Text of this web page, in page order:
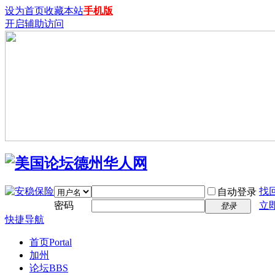
设为首页收藏本站手机版
开启辅助访问
自动登录 找
密码
登录
立
快捷导航
首页Portal
加州
论坛BBS